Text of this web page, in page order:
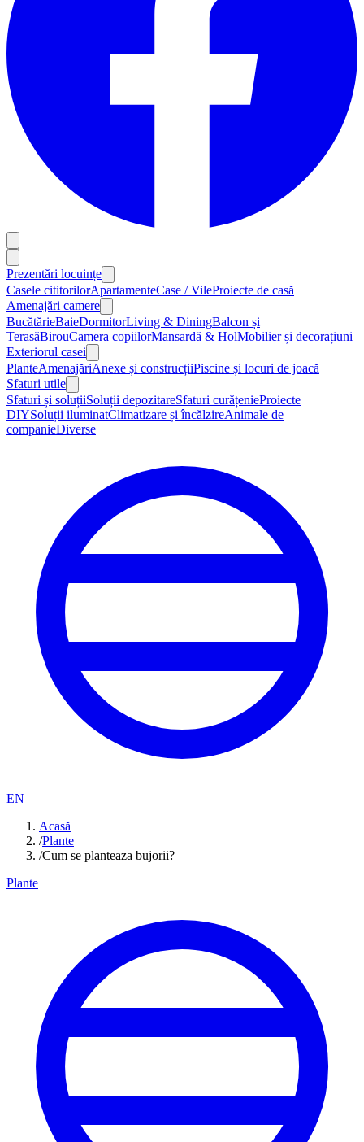
Prezentări locuințe
Casele cititorilorApartamenteCase / VileProiecte de casă
Amenajări camere
BucătărieBaieDormitorLiving & DiningBalcon și
TerasăBirouCamera copiilorMansardă & HolMobilier și decorațiuni
Exteriorul casei
PlanteAmenajăriAnexe și construcțiiPiscine și locuri de joacă
Sfaturi utile
Sfaturi și soluțiiSoluții depozitareSfaturi curățenieProiecte
DIYSoluții iluminatClimatizare și încălzireAnimale de
companieDiverse
EN
Acasă
/Plante
/Cum se planteaza bujorii?
Plante